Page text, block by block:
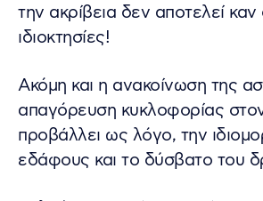
την ακρίβεια δεν αποτελεί
ιδιοκτησίες!
Ακόμη και η ανακοίνωση της
απαγόρευση κυκλοφορίας
προβάλλει ως λόγο, την
εδάφους και το δύσβατο του